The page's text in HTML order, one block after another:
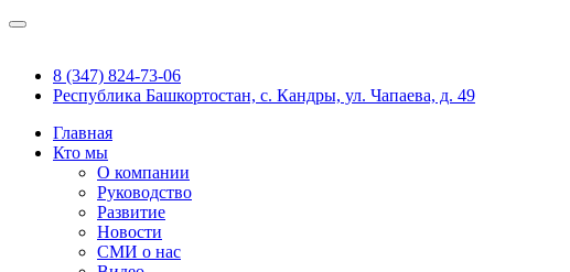
8 (347) 824-73-06
Республика Башкортостан, с. Кандры, ул. Чапаева, д. 49
Главная
Кто мы
О компании
Руководство
Развитие
Новости
СМИ о нас